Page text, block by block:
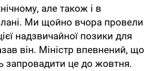
але також і в
Ми щойно вчора провели
надзвичайної позики для
він. Міністр впевнений, що
запровадити це до жовтня.